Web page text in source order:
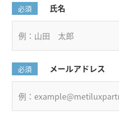
必須 氏名
必須 メールアドレス